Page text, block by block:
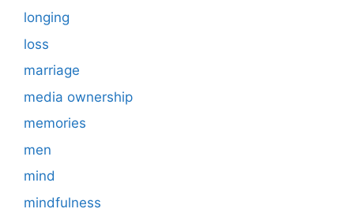
longing
loss
marriage
media ownership
memories
men
mind
mindfulness